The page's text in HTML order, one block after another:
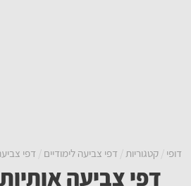
דופי קטגוריות דפי צביעה לימודיים דפי
דפי צביעה